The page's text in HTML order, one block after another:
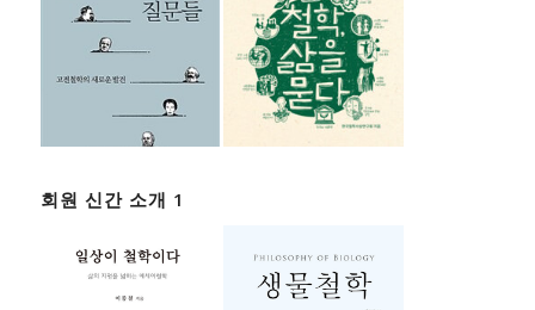
회원 신간 소개 1